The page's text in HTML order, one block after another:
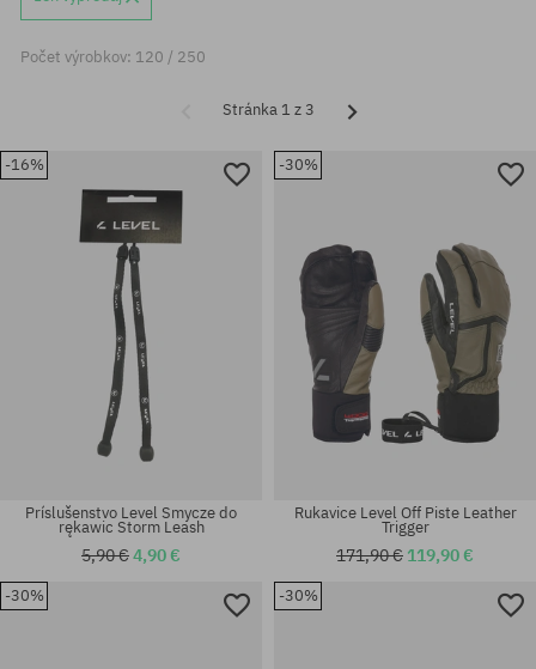
Počet výrobkov: 120 / 250
Stránka 1 z 3
-16%
Príslušenstvo Level Smycze do
rękawic Storm Leash
5,90 €4,90 €
-30%
Rukavice Level Off Piste Leather
Trigger
171,90 € 119,90 €
-30% -30%